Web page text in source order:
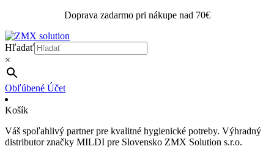
Doprava zadarmo pri nákupe nad 70€
Hľadať
×
Obľúbené Účet
Košík
Váš spoľahlivý partner pre kvalitné hygienické potreby. Výhradný
distributor značky MILDI pre Slovensko ZMX Solution s.r.o.